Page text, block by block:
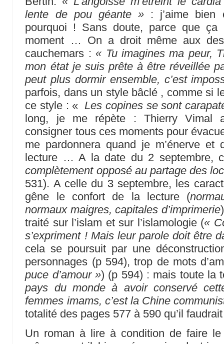
lente de pou géante » : j’aime bien
pourquoi ! Sans doute, parce que
moment … On a droit même aux
cauchemars : « Tu imagines ma peur,
mon état je suis prête à être réveillée
peut plus dormir ensemble, c’est
parfois, dans un style bâclé , comme si
ce style : « Les copines se sont
long, je me répète : Thierry Vimal
consigner tous ces moments pour
me pardonnera quand je m’énerve
lecture … A la date du 2 septembre,
complètement opposé au partage des
531). A celle du 3 septembre, les
gêne le confort de la lecture (
normaux maigres, capitales d’imprimerie
traité sur l’islam et sur l’islamologie («
s’expriment ! Mais leur parole doit être
cela se poursuit par une
personnages (p 594), trop de mots
puce d’amour ») (p 594) : mais toute la
pays du monde à avoir conservé
femmes imams, c’est la Chine
totalité des pages 577 à 590 qu’il
Un roman à lire à condition de faire le